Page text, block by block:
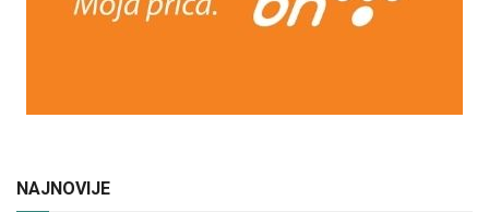
NAJNOVIJE